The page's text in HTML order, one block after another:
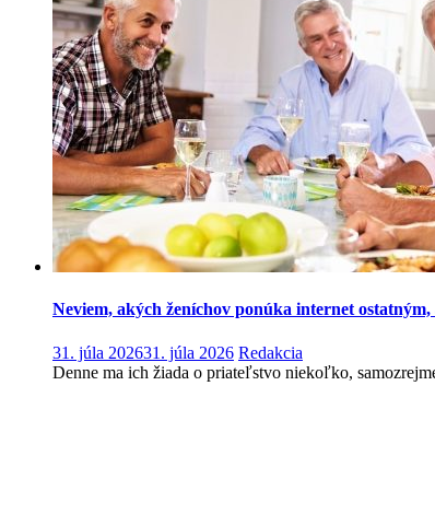
Neviem, akých ženíchov ponúka internet
31. júla 202631. júla 2026 Redakcia
Denne ma ich žiada o priateľstvo niekoľko,